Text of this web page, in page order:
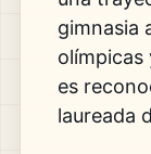
gimnasia
olímpicas
es
laureada